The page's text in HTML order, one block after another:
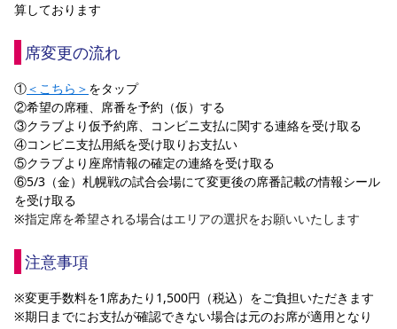
算しております
席変更の流れ
①＜こちら＞ をタップ
②希望の席種、席番を予約（仮）する
③クラブより仮予約席、コンビニ支払に関する連絡を受け取る
④コンビニ支払用紙を受け取りお支払い
⑤クラブより座席情報の確定の連絡を受け取る
⑥5/3（金）札幌戦の試合会場にて変更後の席番記載の情報シール
を受け取る
※指定席を希望される場合はエリアの選択をお願いいたします
注意事項
※変更手数料を1席あたり1,500円（税込）をご負担いただきます
※期日までにお支払が確認できない場合は元のお席が適用となり